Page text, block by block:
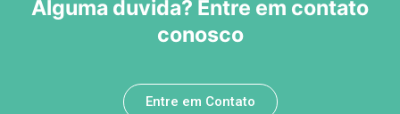
Alguma duvida? Entre em contato
conosco
Entre em Contato